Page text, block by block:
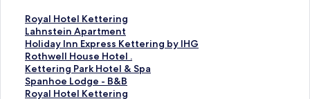
Royal Hotel Kettering
L
i
n
k
s
o
m
Lahnstein Apartment
L
i
n
k
s
o
Holiday Inn Express Kettering by IHG
L
i
n
k
s
Rothwell House Hotel .
L
i
n
k
Kettering Park Hotel & Spa
L
i
n
Spanhoe Lodge - B&B
L
iRoyal Hotel Kettering
L